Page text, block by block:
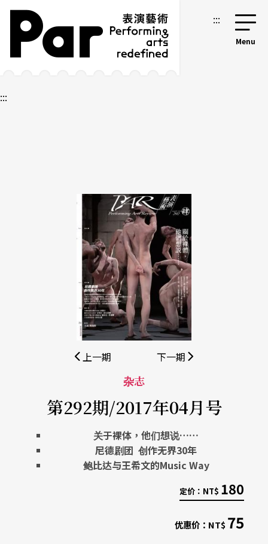
跳到主要内容区块
网站导览 :::
:::
上一期 下一期
杂志
第292期/2017年04月号
关于裸体，他们想说……
尼德剧团 创作无界30年
鲍比达与王希文的Music Way
定价： NT$ 180
优惠价： NT$75